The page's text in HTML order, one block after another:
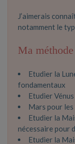
J’aimerais
notamment le
Ma méthode
Etudier la
fondamentaux
Etudier
Mars pour
Etudier la
nécessaire pour
Etudier la